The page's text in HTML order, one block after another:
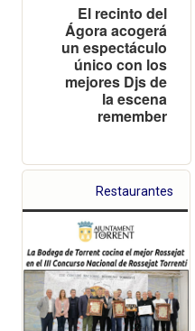
El recinto del
Ágora acogerá
un espectáculo
único con los
mejores Djs de
la escena
remember
Restaurantes